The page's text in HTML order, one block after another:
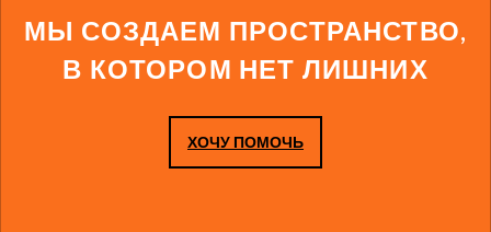
МЫ СОЗДАЕМ ПРОСТРАНСТВО,
В КОТОРОМ НЕТ ЛИШНИХ
ХОЧУ ПОМОЧЬ